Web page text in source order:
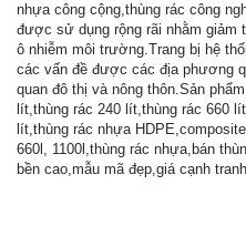
nhựa công cộng,thùng rác công
được sử dụng rộng rãi nhằm giảm
ô nhiễm môi trường.Trang bị hệ
các vấn đề được các địa phương
quan đô thị và nông thôn.Sản
lít,thùng rác 240 lít,thùng rác 660
lít,thùng rác nhựa
660l, 1100l,thùng rác nhựa,bán
bền cao,mẫu mã đẹp,giá cạnh